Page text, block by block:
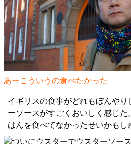
あーこういうの食べたかった
イギリスの食事がどれもぼんや
ーソースがすごくおいしく感じ
はんを食べてなかったせいかもし